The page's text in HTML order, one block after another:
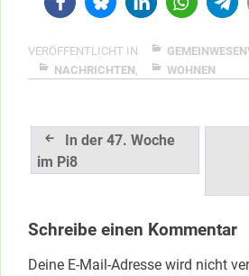
VERÖFFENTLICHT IN
NACHRICHTEN, WOHNEN
Beitragsnavigation
In der 47. Woche
im Pi8
Schreibe einen Kommentar
Deine E-Mail-Adresse wird nicht